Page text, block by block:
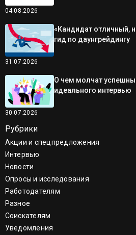
04.08.2026
31.07.2026
«Кандидат отличный,
гид по даунгрейдингу
30.07.2026
О чем молчат
идеального интервью
Рубрики
Акции и спецпредложения
Интервью
Новости
Опросы и исследования
Работодателям
Разное
Соискателям
Уведомления